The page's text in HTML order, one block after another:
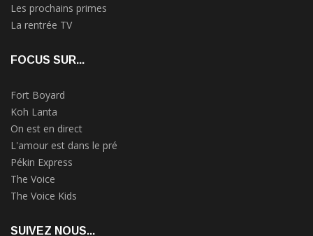
Les prochains primes
La rentrée TV
FOCUS SUR...
Fort Boyard
Koh Lanta
On est en direct
L'amour est dans le pré
Pékin Express
The Voice
The Voice Kids
SUIVEZ NOUS...